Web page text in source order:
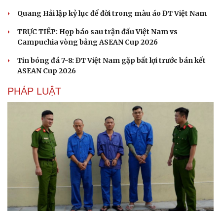
Cải chính
Quang Hải lập kỷ lục để đời trong màu áo ĐT Việt Nam
TRỰC TIẾP: Họp báo sau trận đấu Việt Nam vs
Campuchia vòng bảng ASEAN Cup 2026
Tin bóng đá 7-8: ĐT Việt Nam gặp bất lợi trước bán kết
ASEAN Cup 2026
PHÁP LUẬT